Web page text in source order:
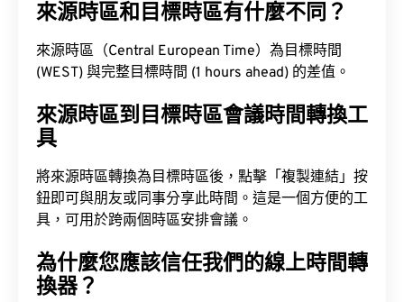
來源時區和目標時區有什麼不同？
來源時區（Central European Time）為目標時間
(WEST) 與完整目標時間 (1 hours ahead) 的差值。
來源時區到目標時區會議時間轉換工
具
將來源時區轉換為目標時區後，點擊「複製連結」按
鈕即可與朋友或同事分享此時間。這是一個方便的工
具，可用於跨兩個時區安排會議。
為什麼您應該信任我們的線上時間轉
換器？